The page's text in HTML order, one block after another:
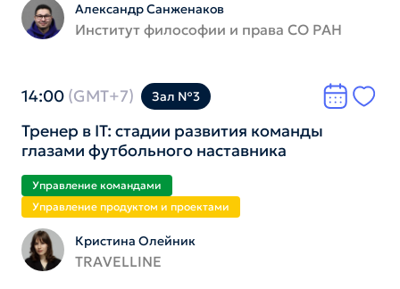
Александр Санженаков
Институт философии и права СО РАН
14:00 (GMT+7) Зал №3
Тренер в IT: стадии развития команды
глазами футбольного наставника
Управление командами
Управление продуктом и проектами
Кристина Олейник
TRAVELLINE